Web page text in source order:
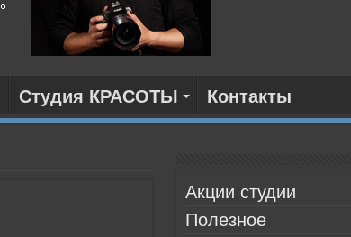
Студия КРАСОТЫ Контакты
Акции студии
Полезное